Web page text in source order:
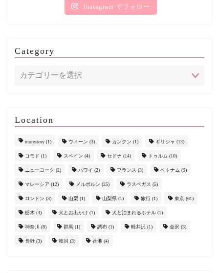
Instagram でフォロー
Category
Location
morestory (1) ウィーン (3) カンクン (1) ギリシャ (13)
コモド (1) スペイン (4) セドナ (14) トゥルム (10)
ニューヨーク (2) ハワイ (2) フランス (3) ベトナム (9)
マレーシア (12) メルボルン (25) ラスベガス (5)
ロンドン (3) 山梨 (1) 山梨県 (1) 旅行 (1) 東京 (61)
栃木 (3) 犬とお出かけ (1) 犬と泊まれるホテル (1)
神奈川 (8) 群馬 (1) 調布 (1) 軽井沢 (1) 金沢 (3)
長野 (3) 韓国 (3) 香港 (4)